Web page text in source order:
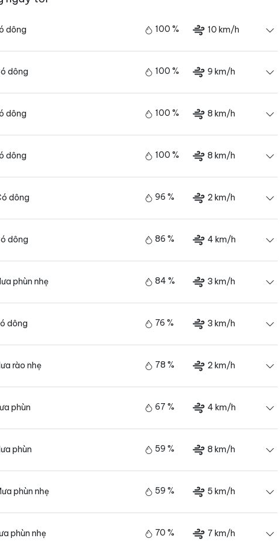
dông 100 % 10 km/h
dông 100 % 9 km/h
dông 100 % 8 km/h
dông 100 % 8 km/h
dông 96 % 2 km/h
dông 86 % 4 km/h
phùn nhẹ 84 % 3 km/h
dông 76 % 3 km/h
rào nhẹ 78 % 2 km/h
phùn 67 % 4 km/h
phùn 59 % 8 km/h
phùn nhẹ 59 % 5 km/h
phùn nhẹ 70 % 7 km/h